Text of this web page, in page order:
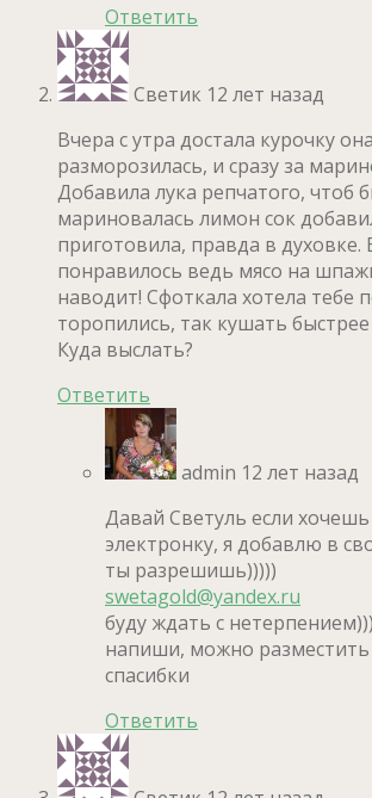
Ответить
Светик 12 лет назад
Вчера с утра достала курочку она
разморозилась, и сразу за
Добавила лука репчатого, чтоб
мариновалась лимон сок
приготовила, правда в духовке.
понравилось ведь мясо на
наводит! Сфоткала хотела тебе
торопились, так кушать быстрее
Куда выслать?
Ответить
admin 12 лет назад
Давай Светуль если
электронку, я добавлю в
ты разрешишь)))))
swetagold@yandex.ru
буду ждать с
напиши, можно
спасибки
Ответить